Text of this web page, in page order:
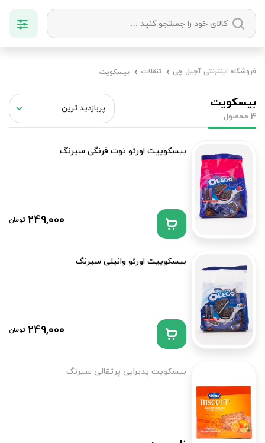
خشکبار
فروشگاه اینترنتی آجیل چی تنقلات بیسکویت
بیسکویت
4 محصول
بیسکوییت اورئو توت فرنگی سیرنگ
249,000 تومان
بیسکوییت اورئو وانیلی سیرنگ
249,000 تومان
بیسکویت پذیرایی پرتقالی سیرنگ